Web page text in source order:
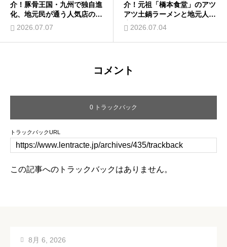
介！豚骨王国・九州で独自進
化、地元民が通う人気店の味
とは？
2026.07.07
介！元祖「橋本食堂」のアツ
アツ土鍋ラーメンと地元人気
店の味比べ
2026.07.04
コメント
0 トラックバック
トラックバックURL
この記事へのトラックバックはありません。
8月 6, 2026